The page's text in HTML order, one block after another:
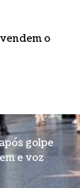
o
golpe
e voz